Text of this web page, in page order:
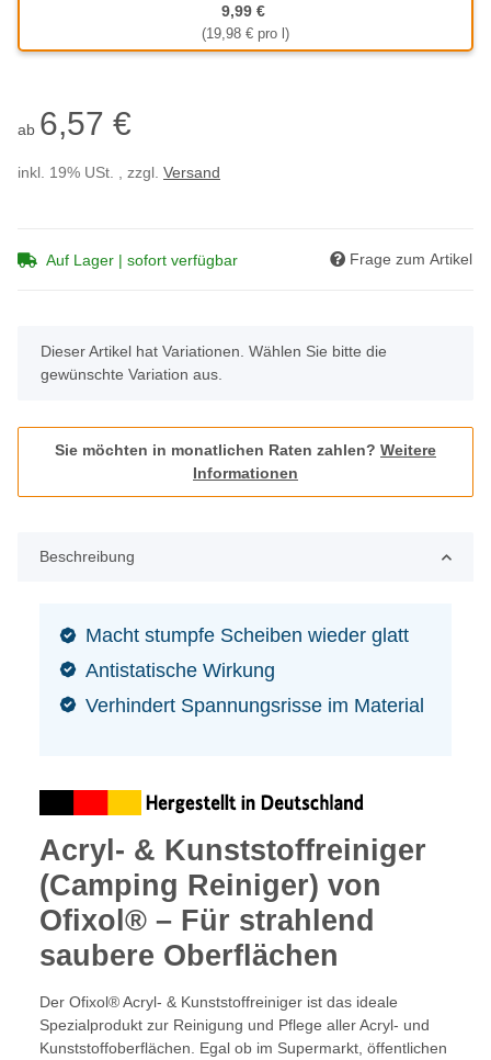
500ml Sprühflasche
9,99 €
(19,98 € pro l)
ab 6,57 €
inkl. 19% USt. , zzgl. Versand
Auf Lager | sofort verfügbar Frage zum Artikel
x
Dieser Artikel hat Variationen. Wählen Sie bitte die
gewünschte Variation aus.
Sie möchten in monatlichen Raten zahlen? Weitere
Informationen
Beschreibung
Macht stumpfe Scheiben wieder glatt
Antistatische Wirkung
Verhindert Spannungsrisse im Material
Acryl- & Kunststoffreiniger
(Camping Reiniger) von
Ofixol® – Für strahlend
saubere Oberflächen
Der Ofixol® Acryl- & Kunststoffreiniger ist das ideale
Spezialprodukt zur Reinigung und Pflege aller Acryl- und
Kunststoffoberflächen. Egal ob im Supermarkt, öffentlichen